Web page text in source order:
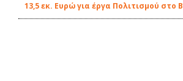
13,5 εκ. Ευρώ για έργα Πολιτισμού στο